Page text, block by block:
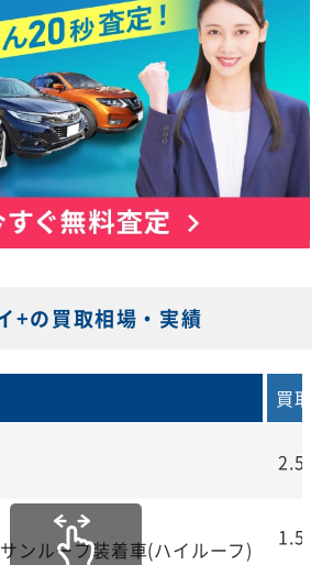
+の買取相場・実績
買取
2.5
ンルーフ装着車(ハイルーフ)
1.5